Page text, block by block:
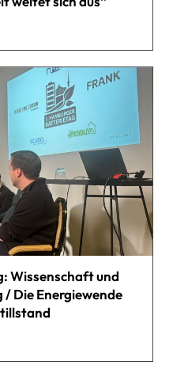
Wissenschaft und
Die Energiewende